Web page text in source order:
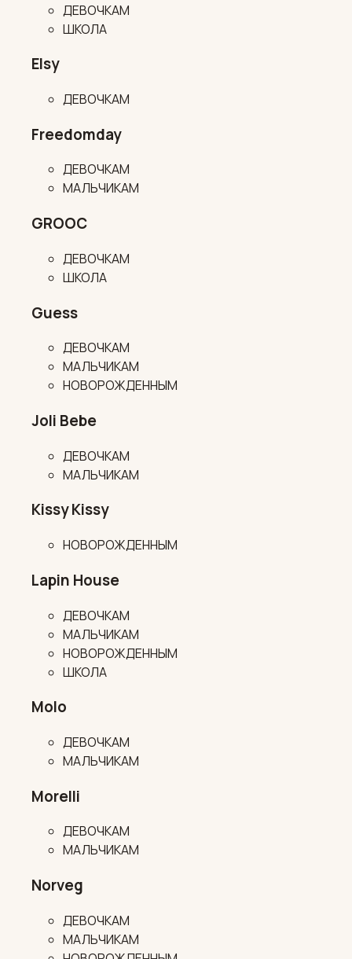
ДЕВОЧКАМ
ШКОЛА
Elsy
ДЕВОЧКАМ
Freedomday
ДЕВОЧКАМ
МАЛЬЧИКАМ
GROOC
ДЕВОЧКАМ
ШКОЛА
Guess
ДЕВОЧКАМ
МАЛЬЧИКАМ
НОВОРОЖДЕННЫМ
Joli Bebe
ДЕВОЧКАМ
МАЛЬЧИКАМ
Kissy Kissy
НОВОРОЖДЕННЫМ
Lapin House
ДЕВОЧКАМ
МАЛЬЧИКАМ
НОВОРОЖДЕННЫМ
ШКОЛА
Molo
ДЕВОЧКАМ
МАЛЬЧИКАМ
Morelli
ДЕВОЧКАМ
МАЛЬЧИКАМ
Norveg
ДЕВОЧКАМ
МАЛЬЧИКАМ